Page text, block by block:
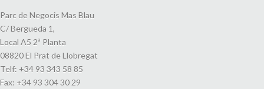
Parc de Negocis Mas Blau
C/ Bergueda 1,
Local A5 2ª Planta
08820 El Prat de Llobregat
Telf: +34 93 343 58 85
Fax: +34 93 304 30 29